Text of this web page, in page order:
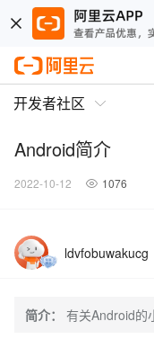
开发者社区
Android简介
2022-10-12 1076
ldvfobuwakucg
简介： 有关Android的